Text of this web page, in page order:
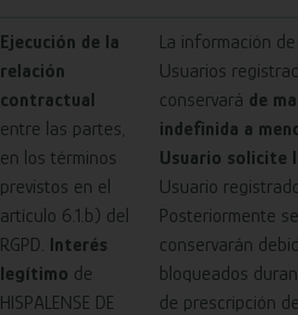
Ejecución de la
relación
contractual
entre las partes,
en los términos
previstos en el
artículo 6.1.b) del
RGPD. Interés
legítimo de
HISPALENSE DE
La información
Usuarios
conservará de
indefinida a
Usuario solicite
Usuario
Posteriormente se
conservarán
bloqueados
de prescripción